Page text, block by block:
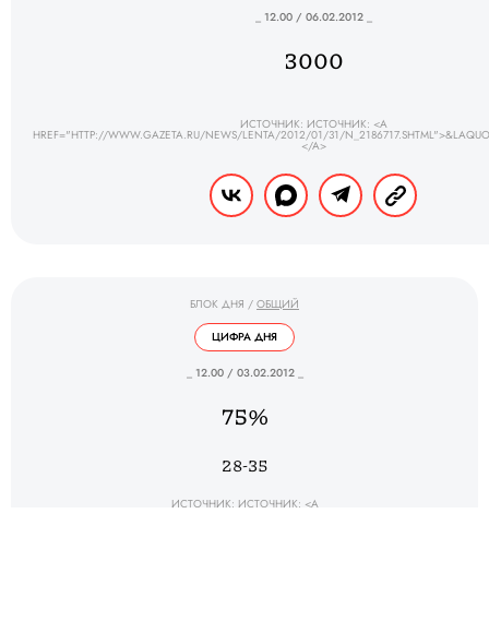
_ 12.00 / 06.02.2012 _
3000
ИСТОЧНИК: ИСТОЧНИК: <A
HREF="HTTP://WWW.GAZETA.RU/NEWS/LENTA/2012/01/31/
</A>
БЛОК ДНЯ / ОБЩИЙ
ЦИФРА ДНЯ
_ 12.00 / 03.02.2012 _
75%
28-35
ИСТОЧНИК: ИСТОЧНИК: <A